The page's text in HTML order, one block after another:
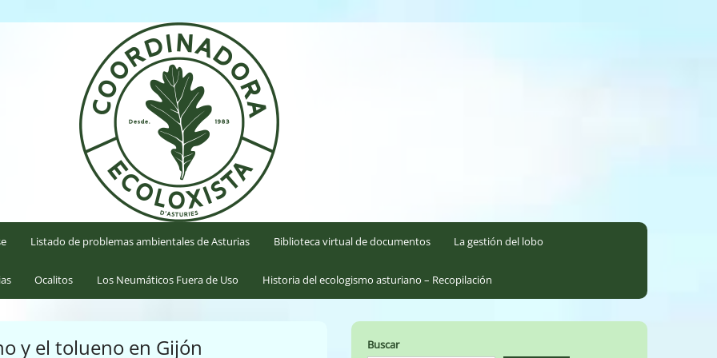
Listado de problemas ambientales de Asturias Biblioteca virtual de documentos La gestión del lobo
Ocalitos Los Neumáticos Fuera de Uso Historia del ecologismo asturiano – Recopilación
y el tolueno en Gijón Buscar